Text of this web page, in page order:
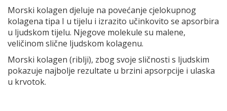
Morski kolagen djeluje na povećanje cjelokupnog
kolagena tipa I u tijelu i izrazito učinkovito se apsorbira
u ljudskom tijelu. Njegove molekule su malene,
veličinom slične ljudskom kolagenu.
Morski kolagen (riblji), zbog svoje sličnosti s ljudskim
pokazuje najbolje rezultate u brzini apsorpcije i ulaska
u krvotok.